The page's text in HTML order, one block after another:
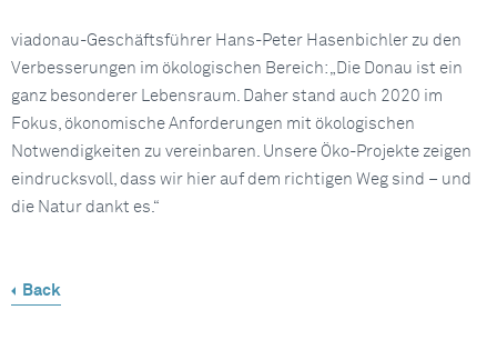
viadonau-Geschäftsführer Hans-Peter Hasenbichler zu den
Verbesserungen im ökologischen Bereich: „Die Donau ist ein
ganz besonderer Lebensraum. Daher stand auch 2020 im
Fokus, ökonomische Anforderungen mit ökologischen
Notwendigkeiten zu vereinbaren. Unsere Öko-Projekte zeigen
eindrucksvoll, dass wir hier auf dem richtigen Weg sind – und
die Natur dankt es.“
Back